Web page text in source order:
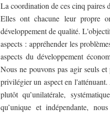
La coordination de ces cinq paires
Elles ont chacune leur propre
développement de qualité.
aspects : appréhender les
aspects du développement
Nous ne pouvons pas agir seuls
privilégier un aspect en
plutôt qu’unilatérale,
qu’unique et indépendante,